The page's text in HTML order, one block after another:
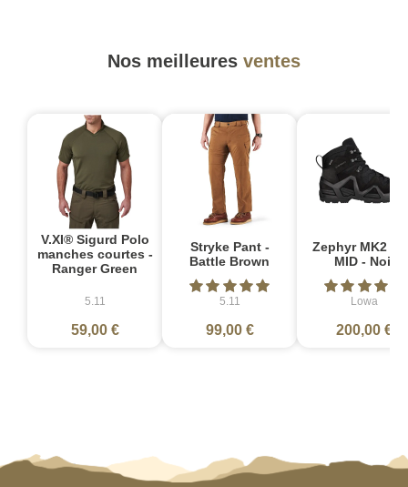
Nos meilleures ventes
V.XI® Sigurd Polo
manches courtes -
Ranger Green
5.11
59,00 €
Stryke Pant -
Battle Brown
5.11
99,00 €
Zephyr MK2
MID - Noir
Lowa
200,00 €